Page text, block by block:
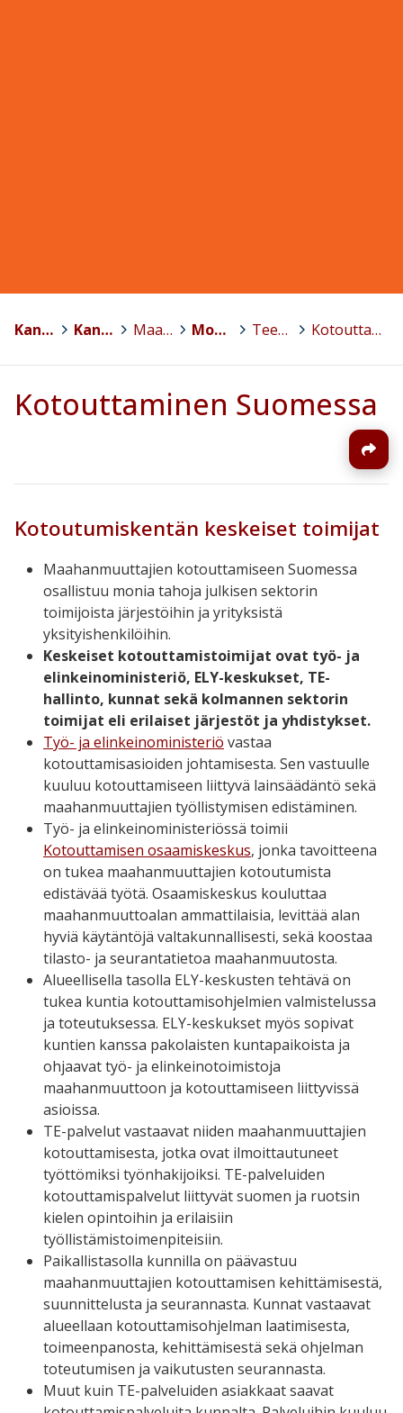
Kansalaisopistojen liitto KoL ry. Kansalaisopistofoorumi Maahanmuuttajakoulutus > Monikulttuurisuuden kohtaaminen kansalaisopistoissa -koulutusmateriaali 2018 > Teema 3: MAAHANMUUTTO SUOMESSA -TIETOPAKETTI > Kotouttaminen Suomessa
Kotouttaminen Suomessa
Kotoutumiskentän keskeiset toimijat
Maahanmuuttajien kotouttamiseen Suomessa
osallistuu monia tahoja julkisen sektorin
toimijoista järjestöihin ja yrityksistä
yksityishenkilöihin.
Keskeiset kotouttamistoimijat ovat työ- ja
elinkeinoministeriö, ELY-keskukset, TE-
hallinto, kunnat sekä kolmannen sektorin
toimijat eli erilaiset järjestöt ja yhdistykset.
Työ- ja elinkeinoministeriö vastaa
kotouttamisasioiden johtamisesta. Sen vastuulle
kuuluu kotouttamiseen liittyvä lainsäädäntö sekä
maahanmuuttajien työllistymisen edistäminen.
Työ- ja elinkeinoministeriössä toimii
Kotouttamisen osaamiskeskus, jonka tavoitteena
on tukea maahanmuuttajien kotoutumista
edistävää työtä. Osaamiskeskus kouluttaa
maahanmuuttoalan ammattilaisia, levittää alan
hyviä käytäntöjä valtakunnallisesti, sekä koostaa
tilasto- ja seurantatietoa maahanmuutosta.
Alueellisella tasolla ELY-keskusten tehtävä on
tukea kuntia kotouttamisohjelmien valmistelussa
ja toteutuksessa. ELY-keskukset myös sopivat
kuntien kanssa pakolaisten kuntapaikoista ja
ohjaavat työ- ja elinkeinotoimistoja
maahanmuuttoon ja kotouttamiseen liittyvissä
asioissa.
TE-palvelut vastaavat niiden maahanmuuttajien
kotouttamisesta, jotka ovat ilmoittautuneet
työttömiksi työnhakijoiksi. TE-palveluiden
kotouttamispalvelut liittyvät suomen ja ruotsin
kielen opintoihin ja erilaisiin
työllistämistoimenpiteisiin.
Paikallistasolla kunnilla on päävastuu
maahanmuuttajien kotouttamisen kehittämisestä,
suunnittelusta ja seurannasta. Kunnat vastaavat
alueellaan kotouttamisohjelman laatimisesta,
toimeenpanosta, kehittämisestä sekä ohjelman
toteutumisen ja vaikutusten seurannasta.
Muut kuin TE-palveluiden asiakkaat saavat